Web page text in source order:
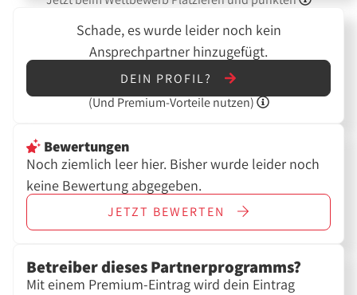
Schade, es wurde leider noch kein
Ansprechpartner hinzugefügt.
DEIN PROFIL?
(Und Premium-Vorteile nutzen)
Bewertungen
Noch ziemlich leer hier. Bisher wurde leider noch
keine Bewertung abgegeben.
JETZT BEWERTEN
Betreiber dieses Partnerprogramms?
Mit einem Premium-Eintrag wird dein Eintrag